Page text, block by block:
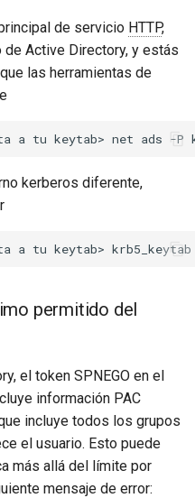
de servicio HTTP,
Active Directory, y estás
las herramientas de
kerberos diferente,
permitido del
el token SPNEGO en el
información PAC
incluye todos los grupos
el usuario. Esto puede
más allá del límite por
mensaje de error: